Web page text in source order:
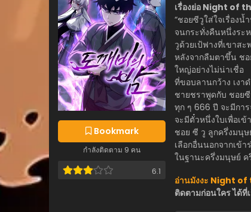
Bookmark
กำลังติดตาม 9 คน
6.1
เรื่องย่อ Night of
“ชอยซีวูใส่ใจเรื่องน้
จนกระทั่งคืนหนึ่งระ
วูด้วยเป้ฟางที่เขาสะ
หลังจากลืมตาขึ้น ช
ใหญ่อย่างไม่น่าเชื่อ
ที่ขอบลานกว้าง เงา
ชายชราพูดกับ ชอย
ทุก ๆ 666 ปี จะมีกา
จะมีตั๋วหนึ่งใบเพื่อเข้
ชอย ซี วู ลูกครึ่งมนุ
เลือกอื่นนอกจากเข้
ในฐานะครึ่งมนุษย์ ค
อ่านมังงะ Night
ติดตามก่อนใคร ได้